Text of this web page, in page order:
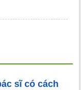
sĩ có cách